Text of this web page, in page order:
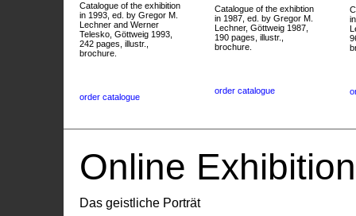
Catalogue of the exhibition
in 1993, ed. by Gregor M.
Lechner and Werner
Telesko, Göttweig 1993,
242 pages, illustr.,
brochure.
order catalogue
Catalogue of the exhibtion
in 1987, ed. by Gregor M.
Lechner, Göttweig 1987,
190 pages, illustr.,
brochure.
order catalogue
Online
Das geistliche Porträt